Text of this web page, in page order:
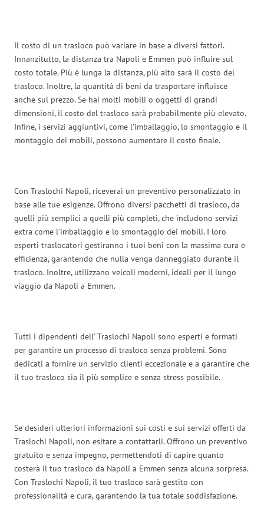
Il costo di un trasloco può variare in base a diversi fattori.
Innanzitutto, la distanza tra Napoli e Emmen può influire sul
costo totale. Più è lunga la distanza, più alto sarà il costo del
trasloco. Inoltre, la quantità di beni da trasportare influisce
anche sul prezzo. Se hai molti mobili o oggetti di grandi
dimensioni, il costo del trasloco sarà probabilmente più elevato.
Infine, i servizi aggiuntivi, come l’imballaggio, lo smontaggio e il
montaggio dei mobili, possono aumentare il costo finale.
Con Traslochi Napoli, riceverai un preventivo personalizzato in
base alle tue esigenze. Offrono diversi pacchetti di trasloco, da
quelli più semplici a quelli più completi, che includono servizi
extra come l’imballaggio e lo smontaggio dei mobili. I loro
esperti traslocatori gestiranno i tuoi beni con la massima cura e
efficienza, garantendo che nulla venga danneggiato durante il
trasloco. Inoltre, utilizzano veicoli moderni, ideali per il lungo
viaggio da Napoli a Emmen.
Tutti i dipendenti dell’ Traslochi Napoli sono esperti e formati
per garantire un processo di trasloco senza problemi. Sono
dedicati a fornire un servizio clienti eccezionale e a garantire che
il tuo trasloco sia il più semplice e senza stress possibile.
Se desideri ulteriori informazioni sui costi e sui servizi offerti da
Traslochi Napoli, non esitare a contattarli. Offrono un preventivo
gratuito e senza impegno, permettendoti di capire quanto
costerà il tuo trasloco da Napoli a Emmen senza alcuna sorpresa.
Con Traslochi Napoli, il tuo trasloco sarà gestito con
professionalità e cura, garantendo la tua totale soddisfazione.